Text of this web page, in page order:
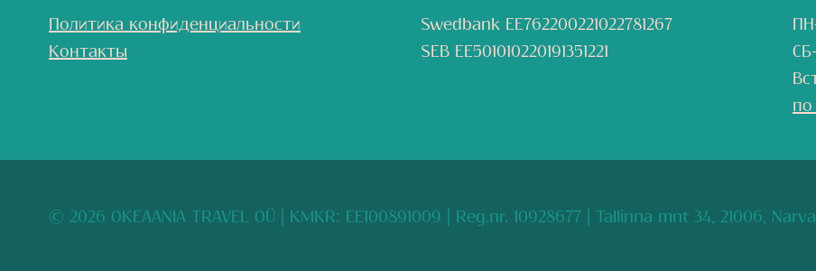
Политика конфиденциальности
Контакты
Swedbank EE762200221022781267
SEB EE501010220191351221
по
© 2026 OKEAANIA TRAVEL OÜ | KMKR: EE100891009 | Reg.nr. 10928677 | Tallinna mnt 34, 21006,